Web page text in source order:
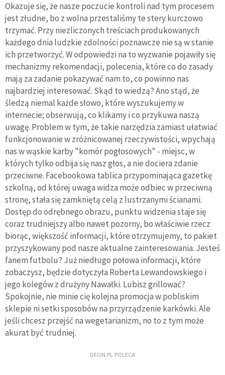
Okazuje się, że nasze poczucie kontroli nad tym procesem
jest złudne, bo z wolna przestaliśmy te stery kurczowo
trzymać. Przy niezliczonych treściach produkowanych
każdego dnia ludzkie zdolności poznawcze nie są w stanie
ich przetworzyć. W odpowiedzi na to wyzwanie pojawiły się
mechanizmy rekomendacji, polecenia, które co do zasady
mają za zadanie pokazywać nam to, co powinno nas
najbardziej interesować. Skąd to wiedzą? Ano stąd, że
śledzą niemal każde słowo, które wyszukujemy w
internecie; obserwują, co klikamy i co przykuwa naszą
uwagę. Problem w tym, że takie narzędzia zamiast ułatwiać
funkcjonowanie w zróżnicowanej rzeczywistości, wpychają
nas w wąskie karby "komór pogłosowych" - miejsc, w
których tylko odbija się nasz głos, a nie dociera zdanie
przeciwne. Facebookowa tablica przypominająca gazetkę
szkolną, od której uwaga widza może odbiec w przeciwną
stronę, stała się zamkniętą celą z lustrzanymi ścianami.
Dostęp do odrębnego obrazu, punktu widzenia staje się
coraz trudniejszy albo nawet pozorny, bo właściwie rzecz
biorąc, większość informacji, które otrzymujemy, to pakiet
przyszykowany pod nasze aktualne zainteresowania. Jesteś
fanem futbolu? Już niedługo połowa informacji, które
zobaczysz, będzie dotyczyła Roberta Lewandowskiego i
jego kolegów z drużyny Nawałki. Lubisz grillować?
Spokojnie, nie minie cię kolejna promocja w pobliskim
sklepie ni setki sposobów na przyrządzenie karkówki. Ale
jeśli chcesz przejść na wegetarianizm, no to z tym może
akurat być trudniej.
DEON.PL POLECA